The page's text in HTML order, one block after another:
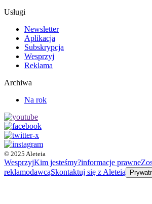
Usługi
Newsletter
Aplikacja
Subskrypcja
Wesprzyj
Reklama
Archiwa
Na rok
© 2025 Aleteia
WesprzyjKim jesteśmy?informacje prawne
reklamodawcąSkontaktuj się z Aleteią